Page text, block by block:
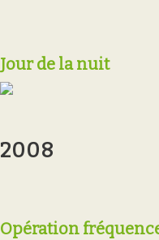
Jour de la nuit
2008
Opération